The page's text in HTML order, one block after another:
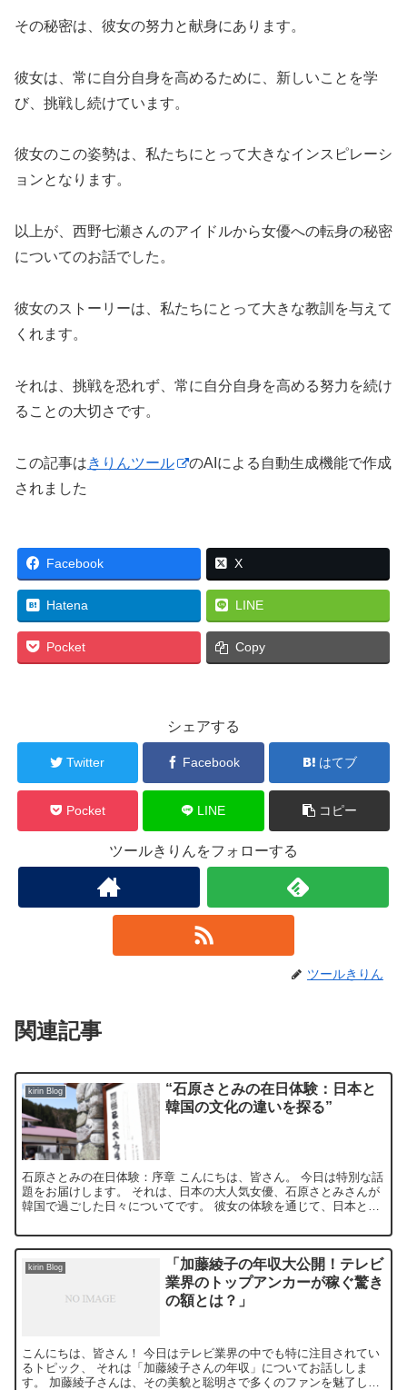
その秘密は、彼女の努力と献身にあります。
彼女は、常に自分自身を高めるために、新しいことを学
び、挑戦し続けています。
彼女のこの姿勢は、私たちにとって大きなインスピレーシ
ョンとなります。
以上が、西野七瀬さんのアイドルから女優への転身の秘密
についてのお話でした。
彼女のストーリーは、私たちにとって大きな教訓を与えて
くれます。
それは、挑戦を恐れず、常に自分自身を高める努力を続け
ることの大切さです。
この記事はきりんツール
のAIによる自動生成機能で作成
されました
Facebook X
Hatena LINE
Pocket Copy
シェアする
Twitter Facebook はてブ
Pocket LINE コピー
ツールきりんをフォローする
ツールきりん
関連記事
kirin Blog
“石原さとみの在日体験：日本と
韓国の文化の違いを探る”
石原さとみの在日体験：序章 こんにちは、皆さん。 今日は特別な話
題をお届けします。 それは、日本の大人気女優、石原さとみさんが
韓国で過ごした日々についてです。 彼女の体験を通じて、日本と韓
kirin Blog
「加藤綾子の年収大公開！テレビ
業界のトップアンカーが稼ぐ驚き
の額とは？」
こんにちは、皆さん！ 今日はテレビ業界の中でも特に注目されてい
るトピック、 それは「加藤綾子さんの年収」についてお話ししま
す。 加藤綾子さんは、その美貌と聡明さで多くのファンを魅了して